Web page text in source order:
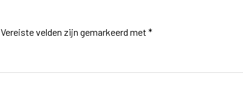
Vereiste velden zijn gemarkeerd met *